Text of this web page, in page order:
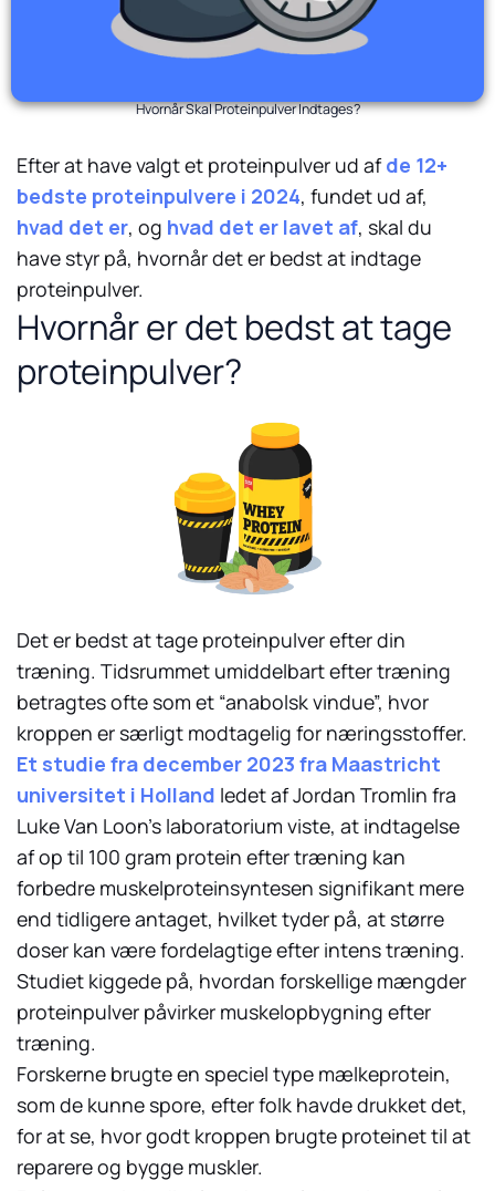
Hvornår Skal Proteinpulver Indtages?
Efter at have valgt et proteinpulver ud afde 12+
bedste proteinpulvere i 2024, fundet ud af,
hvad det er, og hvad det er lavet af, skal du
have styr på, hvornår det er bedst at indtage
proteinpulver.
Hvornår er det bedst at tage
proteinpulver?
Det er bedst at tage proteinpulver efter din
træning. Tidsrummet umiddelbart efter træning
betragtes ofte som et “anabolsk vindue”, hvor
kroppen er særligt modtagelig for næringsstoffer.
Et studie fra december 2023 fra Maastricht
universitet i Holland ledet af Jordan Tromlin fra
Luke Van Loon’s laboratorium viste, at indtagelse
af op til 100 gram protein efter træning kan
forbedre muskelproteinsyntesen signifikant mere
end tidligere antaget, hvilket tyder på, at større
doser kan være fordelagtige efter intens træning.
Studiet kiggede på, hvordan forskellige mængder
proteinpulver påvirker muskelopbygning efter
træning.
Forskerne brugte en speciel type mælkeprotein,
som de kunne spore, efter folk havde drukket det,
for at se, hvor godt kroppen brugte proteinet til at
reparere og bygge muskler.